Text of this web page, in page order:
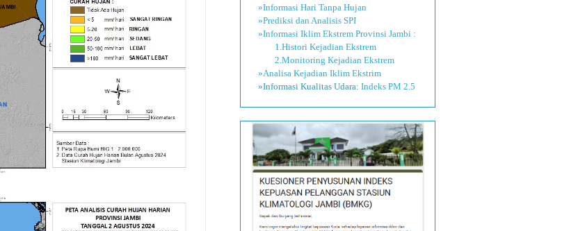
»Informasi Hari Tanpa Hujan
»Prediksi dan Analisis SPI
»Informasi Iklim Ekstrem Provinsi Jambi :
1.Histori Kejadian Ekstrem
2.Monitoring Kejadian Ekstrem
»Analisa Kejadian Iklim Ekstrim
»Informasi Kualitas Udara: Indeks PM 2.5